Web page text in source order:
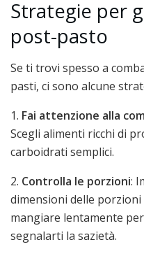
Strategie per
post-pasto
Se ti trovi spesso a
pasti, ci sono alcune
1. Fai attenzione alla
Scegli alimenti ricchi di
carboidrati semplici.
2. Controlla le porzioni:
dimensioni delle
mangiare lentamente
segnalarti la sazietà.